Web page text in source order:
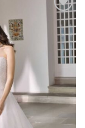
Toevoegen
aan
verlanglijst